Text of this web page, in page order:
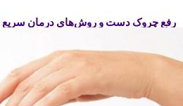
رفع چروک دست و روش‌های درمان